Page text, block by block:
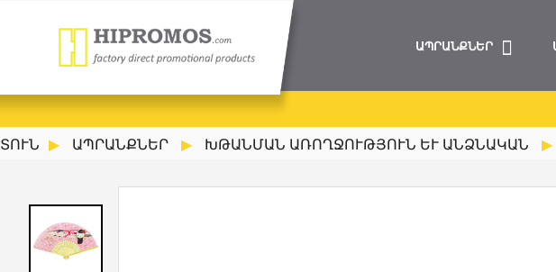
ԱՊՐԱՆՔՆԵՐ
ՏՈՒՆ ԱՊՐԱՆՔՆԵՐ ԽԹԱՆՄԱՆ ԱՌՈՂՋՈՒԹՅՈՒՆ ԵՒ ԱՆՁՆԱԿԱՆ